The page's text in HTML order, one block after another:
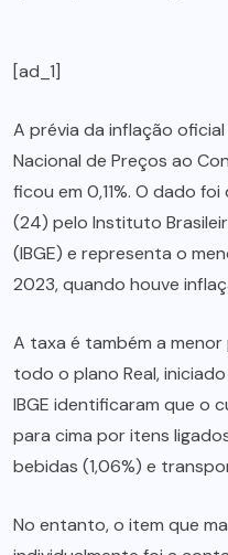
[ad_1]
A prévia da inflação
Nacional de Preços ao
ficou em 0,11%. O dado
(24) pelo Instituto
(IBGE) e representa o
2023, quando houve
A taxa é também a
todo o plano Real,
IBGE identificaram que o
para cima por itens
bebidas (1,06%) e
No entanto, o item que